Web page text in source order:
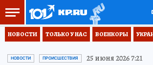
НОВОСТИ ТОЛЬКО У НАС ВОЕНКОРЫ
НОВОСТИ ПРОИСШЕСТВИЯ 25 июня 2026 7:21